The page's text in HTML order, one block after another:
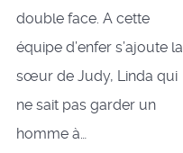
double face. A cette
équipe d’enfer s’ajoute la
sœur de Judy, Linda qui
ne sait pas garder un
homme à…